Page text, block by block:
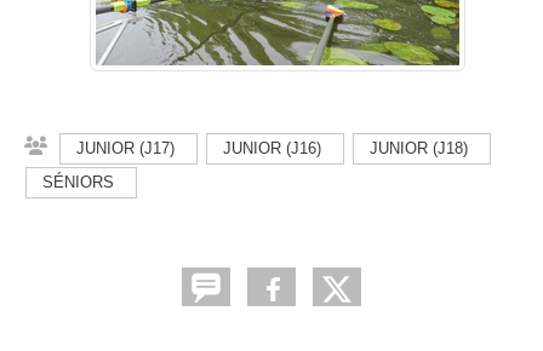
JUNIOR (J17) JUNIOR (J16)
JUNIOR (J18)
SÉNIORS